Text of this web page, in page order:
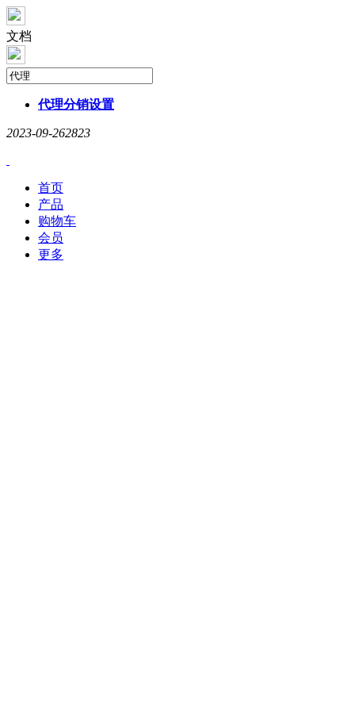
文档
代理分销设置
2023-09-262823
首页
产品
购物车
会员
更多